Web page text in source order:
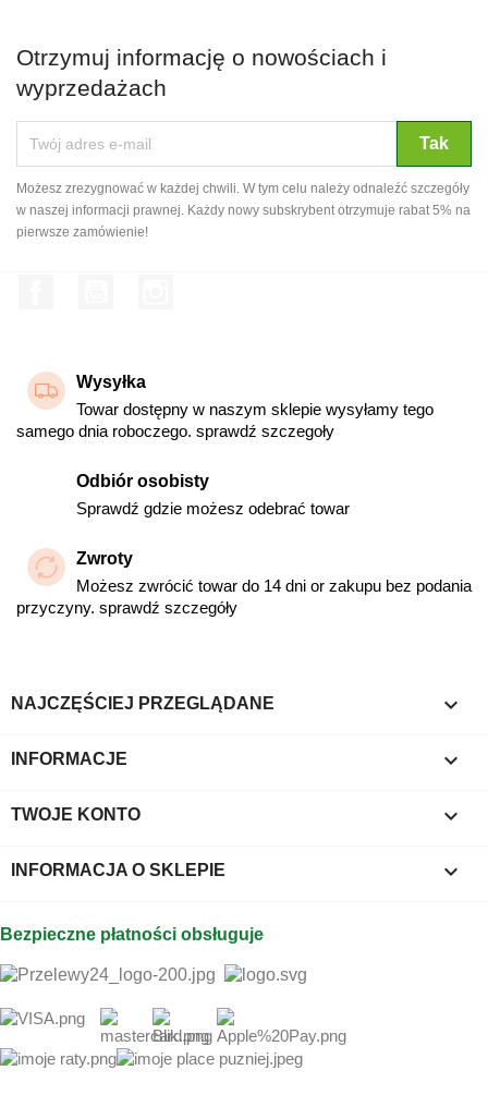
Otrzymuj informację o nowościach i
wyprzedażach
Możesz zrezygnować w każdej chwili. W tym celu należy odnaleźć szczegóły
w naszej informacji prawnej. Każdy nowy subskrybent otrzymuje rabat 5% na
pierwsze zamówienie!
Wysyłka
Towar dostępny w naszym sklepie wysyłamy tego
samego dnia roboczego. sprawdź szczegoły
Odbiór osobisty
Sprawdź gdzie możesz odebrać towar
Zwroty
Możesz zwrócić towar do 14 dni or zakupu bez podania
przyczyny. sprawdź szczegóły
NAJCZĘŚCIEJ PRZEGLĄDANE 
INFORMACJE 
TWOJE KONTO 
INFORMACJA O SKLEPIE keyboard_arrow_down
Bezpieczne płatności obsługuje